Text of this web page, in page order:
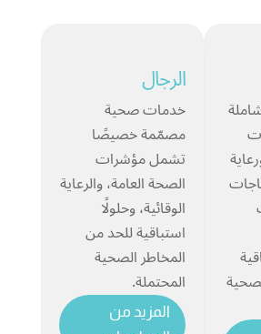
الرجال
خدمات صحية
مصمّمة خصيصًا
تشمل مؤشرات
الصحة العامة، والرعاية
الوقائية، وحلولًا
استباقية للحد من
المخاطر الصحية
المحتملة.
المزيد من